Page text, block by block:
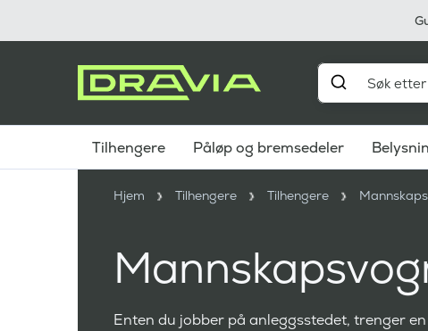
Tilhengere Påløp og bremsedeler
Hjem Tilhengere Tilhengere
Enten du jobber på anleggsstedet, trenger